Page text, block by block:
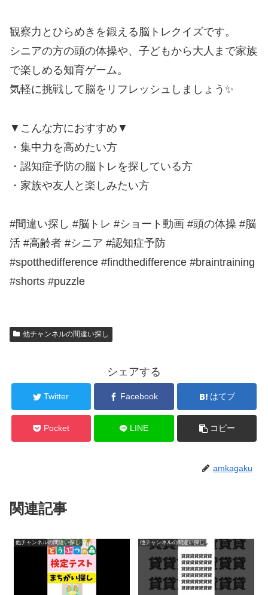
観察力とひらめきを鍛える脳トレクイズです。
シニアの方の頭の体操や、子どもから大人まで家族
で楽しめる知育ゲーム。
気軽に挑戦して脳をリフレッシュしましょう✨
▼こんな方におすすめ▼
・集中力を高めたい方
・認知症予防の脳トレを探している方
・家族や友人と楽しみたい方
#間違い探し #脳トレ #ショート動画 #頭の体操 #脳
活 #高齢者 #シニア #認知症予防
#spotthedifference #findthedifference #braintraining
#shorts #puzzle
他チャンネルの間違い探し
シェアする
Twitter Facebook はてブ
Pocket LINE コピー
amkagaku
関連記事
他チャンネルの間違い探し 他チャンネルの間違い探し